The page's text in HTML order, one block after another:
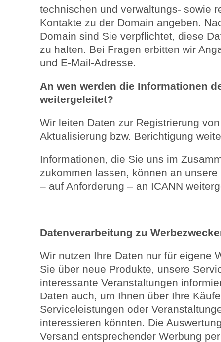
technischen und verwaltungs- sowie
Kontakte zu der Domain angeben.
Domain sind Sie verpflichtet, diese
zu halten. Bei Fragen erbitten wir
und E-Mail-Adresse.
An wen werden die Informationen
weitergeleitet?
Wir leiten Daten zur Registrierung
Aktualisierung bzw. Berichtigung
Informationen, die Sie uns im
zukommen lassen, können an
– auf Anforderung – an ICANN
Datenverarbeitung zu
Wir nutzen Ihre Daten nur für eigene
Sie über neue Produkte, unsere
interessante Veranstaltungen
Daten auch, um Ihnen über Ihre
Serviceleistungen oder
interessieren könnten. Die
Versand entsprechender Werbung